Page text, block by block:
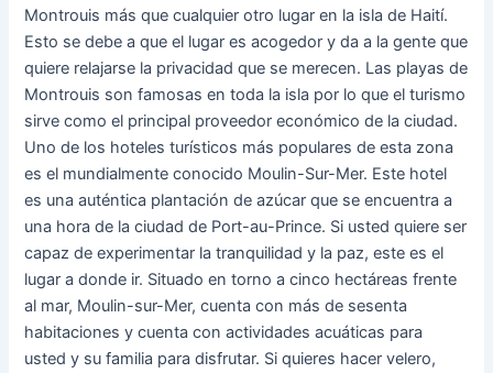
Montrouis más que cualquier otro lugar en la isla de Haití.
Esto se debe a que el lugar es acogedor y da a la gente que
quiere relajarse la privacidad que se merecen. Las playas de
Montrouis son famosas en toda la isla por lo que el turismo
sirve como el principal proveedor económico de la ciudad.
Uno de los hoteles turísticos más populares de esta zona
es el mundialmente conocido Moulin-Sur-Mer. Este hotel
es una auténtica plantación de azúcar que se encuentra a
una hora de la ciudad de Port-au-Prince. Si usted quiere ser
capaz de experimentar la tranquilidad y la paz, este es el
lugar a donde ir. Situado en torno a cinco hectáreas frente
al mar, Moulin-sur-Mer, cuenta con más de sesenta
habitaciones y cuenta con actividades acuáticas para
usted y su familia para disfrutar. Si quieres hacer velero,